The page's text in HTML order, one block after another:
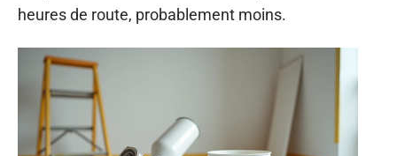
heures de route, probablement moins.